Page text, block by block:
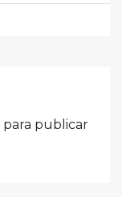
para publicar